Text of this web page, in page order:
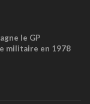
le GP
militaire en 1978